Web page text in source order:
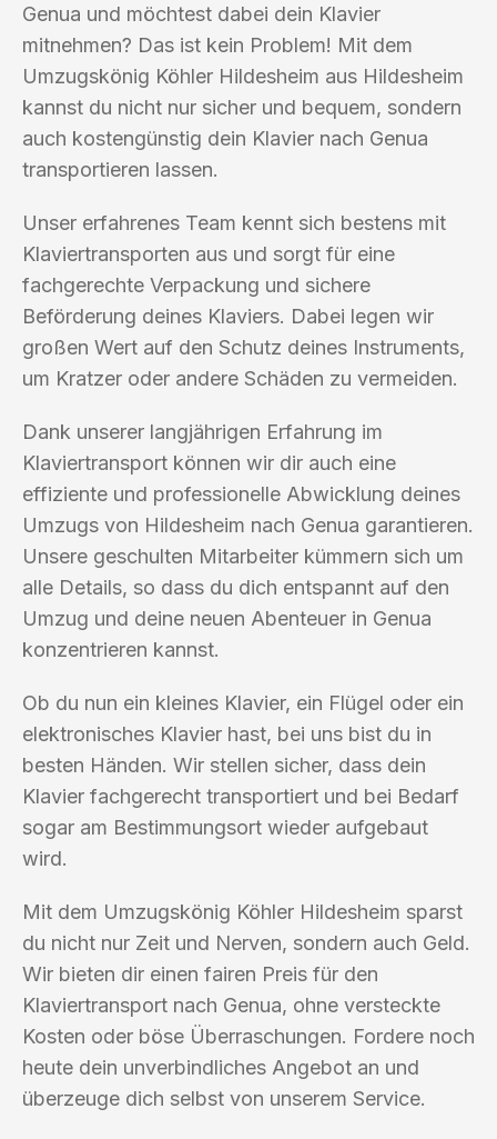
Genua und möchtest dabei dein Klavier
mitnehmen? Das ist kein Problem! Mit dem
Umzugskönig Köhler Hildesheim aus Hildesheim
kannst du nicht nur sicher und bequem, sondern
auch kostengünstig dein Klavier nach Genua
transportieren lassen.
Unser erfahrenes Team kennt sich bestens mit
Klaviertransporten aus und sorgt für eine
fachgerechte Verpackung und sichere
Beförderung deines Klaviers. Dabei legen wir
großen Wert auf den Schutz deines Instruments,
um Kratzer oder andere Schäden zu vermeiden.
Dank unserer langjährigen Erfahrung im
Klaviertransport können wir dir auch eine
effiziente und professionelle Abwicklung deines
Umzugs von Hildesheim nach Genua garantieren.
Unsere geschulten Mitarbeiter kümmern sich um
alle Details, so dass du dich entspannt auf den
Umzug und deine neuen Abenteuer in Genua
konzentrieren kannst.
Ob du nun ein kleines Klavier, ein Flügel oder ein
elektronisches Klavier hast, bei uns bist du in
besten Händen. Wir stellen sicher, dass dein
Klavier fachgerecht transportiert und bei Bedarf
sogar am Bestimmungsort wieder aufgebaut
wird.
Mit dem Umzugskönig Köhler Hildesheim sparst
du nicht nur Zeit und Nerven, sondern auch Geld.
Wir bieten dir einen fairen Preis für den
Klaviertransport nach Genua, ohne versteckte
Kosten oder böse Überraschungen. Fordere noch
heute dein unverbindliches Angebot an und
überzeuge dich selbst von unserem Service.